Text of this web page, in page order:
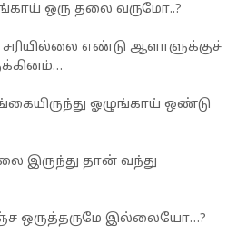
ஒரு தலை வருமோ..?
எண்டு ஆளாளுக்குச்
ஓழுங்காய் ஒண்டு
இருந்து தான் வந்து
ஒருத்தருமே இல்லையோ…?